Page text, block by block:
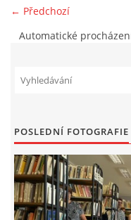
"KNIHOBUDKY"
E-KNIHY DO KAŽDÉ
GRANTY A DOTACE
← Předchozí
Automatické
POSLEDNÍ FOTOGRAFIE